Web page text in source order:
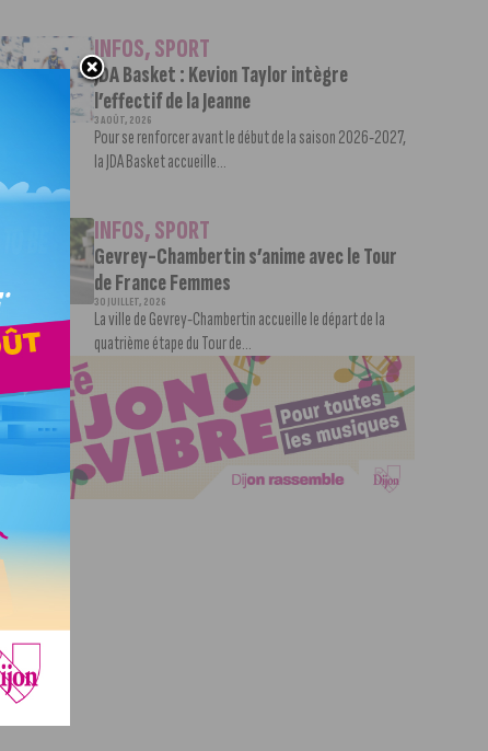
INFOS,SPORT
JDA Basket : Kevion Taylor intègre
l’effectif de la Jeanne
3 AOÛT, 2026
Pour se renforcer avant le début de la saison 2026-2027,
la JDA Basket accueille...
INFOS,SPORT
Gevrey-Chambertin s’anime avec le Tour
de France Femmes
30 JUILLET, 2026
La ville de Gevrey-Chambertin accueille le départ de la
quatrième étape du Tour de...